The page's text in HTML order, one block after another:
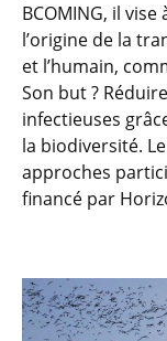
BCOMING, il
l’origine de la
et l’humain,
Son but ?
infectieuses
la biodiversité.
approches
financé par